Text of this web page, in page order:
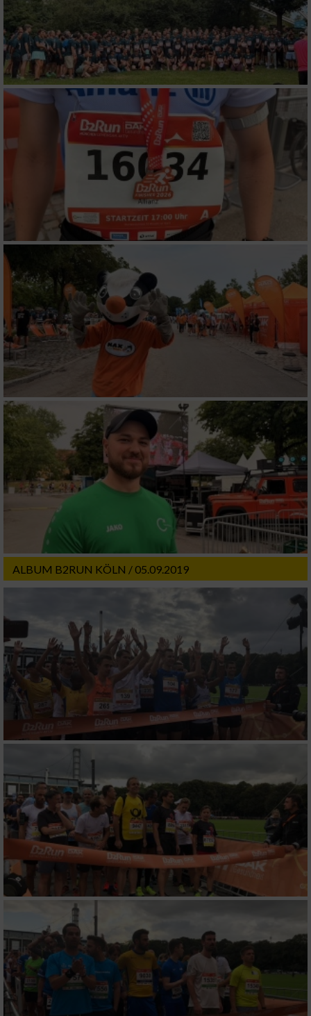
ALBUM B2RUN KÖLN / 05.09.2019
Nicht-IAB-Verarbeitungszwecke:
Notwendig
Performance
Funktional